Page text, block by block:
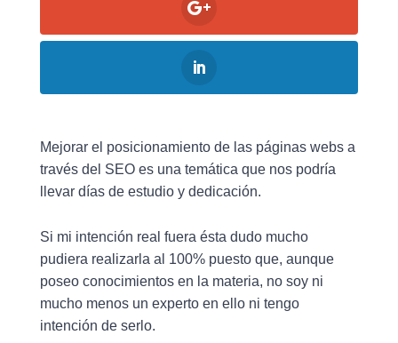
Mejorar el posicionamiento de las páginas webs a
través del SEO es una temática que nos podría
llevar días de estudio y dedicación.
Si mi intención real fuera ésta dudo mucho
pudiera realizarla al 100% puesto que, aunque
poseo conocimientos en la materia, no soy ni
mucho menos un experto en ello ni tengo
intención de serlo.